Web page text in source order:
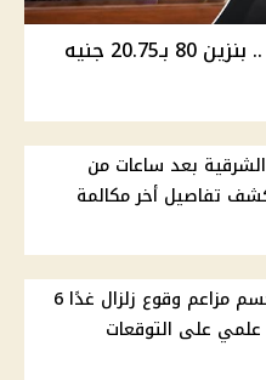
أسعار الوقود في مصر اليوم .. بنزين 80 بـ20.75 جنيه
بعد ساعات من
تفاصيل أخر مكالمة
البحوث الفلكية تحسم مزاعم وقوع زلزال غدًا 6
على التوقعات